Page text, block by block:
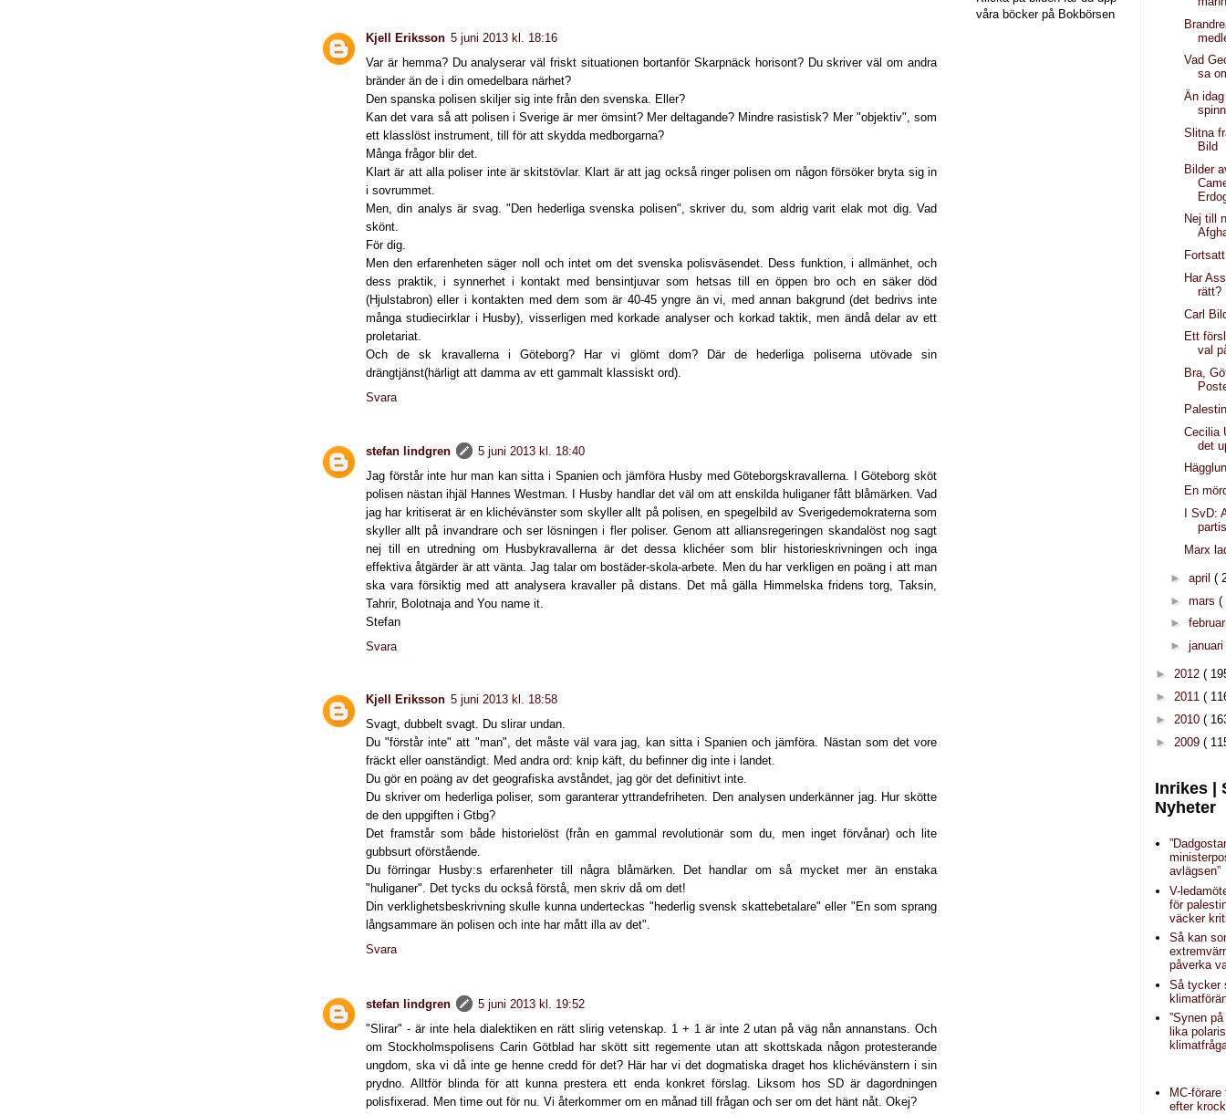
Kjell Eriksson 5 juni 2013 kl. 18:16
Var är hemma? Du analyserar väl friskt situationen bortanför Skarpnäck horisont? Du skriver väl om andra
bränder än de i din omedelbara närhet?
Den spanska polisen skiljer sig inte från den svenska. Eller?
Kan det vara så att polisen i Sverige är mer ömsint? Mer deltagande? Mindre rasistisk? Mer "objektiv", som
ett klasslöst instrument, till för att skydda medborgarna?
Många frågor blir det.
Klart är att alla poliser inte är skitstövlar. Klart är att jag också ringer polisen om någon försöker bryta sig in
i sovrummet.
Men, din analys är svag. "Den hederliga svenska polisen", skriver du, som aldrig varit elak mot dig. Vad
skönt.
För dig.
Men den erfarenheten säger noll och intet om det svenska polisväsendet. Dess funktion, i allmänhet, och
dess praktik, i synnerhet i kontakt med bensintjuvar som hetsas till en öppen bro och en säker död
(Hjulstabron) eller i kontakten med dem som är 40-45 yngre än vi, med annan bakgrund (det bedrivs inte
många studiecirklar i Husby), visserligen med korkade analyser och korkad taktik, men ändå delar av ett
proletariat.
Och de sk kravallerna i Göteborg? Har vi glömt dom? Där de hederliga poliserna utövade sin
drängtjänst(härligt att damma av ett gammalt klassiskt ord).
Svara
stefan lindgren
5 juni 2013 kl. 18:40
Jag förstår inte hur man kan sitta i Spanien och jämföra Husby med Göteborgskravallerna. I Göteborg sköt
polisen nästan ihjäl Hannes Westman. I Husby handlar det väl om att enskilda huliganer fått blåmärken. Vad
jag har kritiserat är en klichévänster som skyller allt på polisen, en spegelbild av Sverigedemokraterna som
skyller allt på invandrare och ser lösningen i fler poliser. Genom att alliansregeringen skandalöst nog sagt
nej till en utredning om Husbykravallerna är det dessa klichéer som blir historieskrivningen och inga
effektiva åtgärder är att vänta. Jag talar om bostäder-skola-arbete. Men du har verkligen en poäng i att man
ska vara försiktig med att analysera kravaller på distans. Det må gälla Himmelska fridens torg, Taksin,
Tahrir, Bolotnaja and You name it.
Stefan
Svara
Kjell Eriksson 5 juni 2013 kl. 18:58
Svagt, dubbelt svagt. Du slirar undan.
Du "förstår inte" att "man", det måste väl vara jag, kan sitta i Spanien och jämföra. Nästan som det vore
fräckt eller oanständigt. Med andra ord: knip käft, du befinner dig inte i landet.
Du gör en poäng av det geografiska avståndet, jag gör det definitivt inte.
Du skriver om hederliga poliser, som garanterar yttrandefriheten. Den analysen underkänner jag. Hur skötte
de den uppgiften i Gtbg?
Det framstår som både historielöst (från en gammal revolutionär som du, men inget förvånar) och lite
gubbsurt oförstående.
Du förringar Husby:s erfarenheter till några blåmärken. Det handlar om så mycket mer än enstaka
"huliganer". Det tycks du också förstå, men skriv då om det!
Din verklighetsbeskrivning skulle kunna underteckas "hederlig svensk skattebetalare" eller "En som sprang
långsammare än polisen och inte har mått illa av det".
Svara
stefan lindgren
5 juni 2013 kl. 19:52
"Slirar" - är inte hela dialektiken en rätt slirig vetenskap. 1 + 1 är inte 2 utan på väg nån annanstans. Och
om Stockholmspolisens Carin Götblad har skött sitt regemente utan att skottskada någon protesterande
ungdom, ska vi då inte ge henne credd för det? Här har vi det dogmatiska draget hos klichévänstern i sin
prydno. Alltför blinda för att kunna prestera ett enda konkret förslag. Liksom hos SD är dagordningen
polisfixerad. Men time out för nu. Vi återkommer om en månad till frågan och ser om det hänt nåt. Okej?
våra böcker på Bokbörsen
Vad
sa
Än
Slitna
Bild
Bilder
Nej till
Har
rätt?
Carl
Ett
val
Bra,
Cecilia
det
En
I SvD:
Marx
► april (
► mars (
►
► januari
► 2012 (
► 2011 (
► 2010 (
► 2009 (
Inrikes |
Nyheter
avlägsen”
V-
för
väcker
Så kan
påverka
Så tycker
”Synen
lika
MC-
efter